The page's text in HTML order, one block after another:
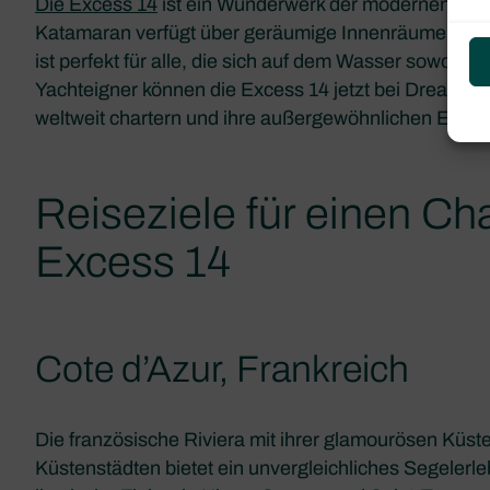
Katamaran verfügt über geräumige Innenräume,
ist perfekt für alle, die sich auf dem Wasser sowohl
Yachteigner können die Excess 14 jetzt bei Dream
weltweit chartern und ihre außergewöhnlichen
Reiseziele für einen
Excess 14
Cote d’Azur, Frankreich
Die französische Riviera mit ihrer glamourösen
Küstenstädten bietet ein unvergleichliches